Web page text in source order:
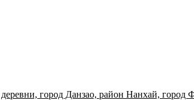
город Данзао, район Нанхай,